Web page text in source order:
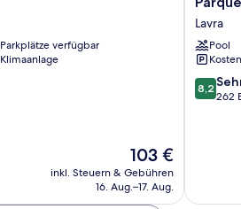
Parkplätze verfügbar
Klimaanlage
Der
Preis
beträgt
103 €
inkl. Steuern & Gebühren
16. Aug.–17. Aug.
de
Orbitur
Lavra
Lavra
Pool
8.2
von
8,2
262